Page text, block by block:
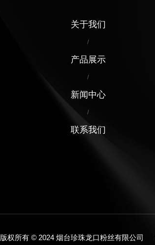
关于我们
/
产品展示
/
新闻中心
/
联系我们
版权所有 © 2024 烟台珍珠龙口粉丝有限公司